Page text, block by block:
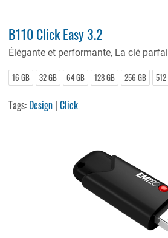
B110 Click Easy 3.2
Élégante et performante, La clé
16 GB 32 GB 64 GB 128 GB 256 GB
Tags: Design |Click